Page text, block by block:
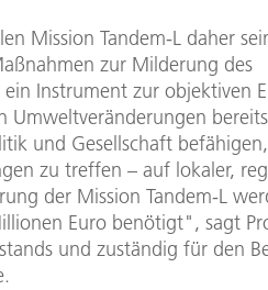
Mission Tandem-L daher
zur Milderung des
Instrument zur objektiven
Umweltveränderungen
und Gesellschaft
zu treffen – auf lokaler,
der Mission Tandem-L
Euro benötigt", sagt
und zuständig für den